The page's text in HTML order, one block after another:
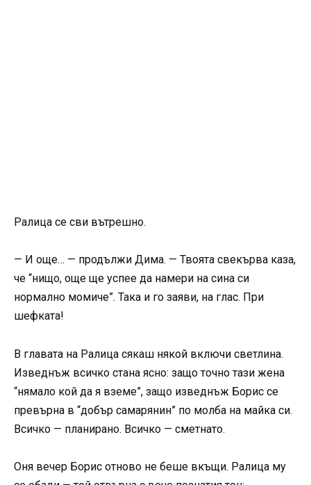
Ралица се сви вътрешно.
— И още… — продължи Дима. — Твоята свекърва каза,
че “нищо, още ще успее да намери на сина си
нормално момиче”. Така и го заяви, на глас. При
шефката!
В главата на Ралица сякаш някой включи светлина.
Изведнъж всичко стана ясно: защо точно тази жена
“нямало кой да я вземе”, защо изведнъж Борис се
превърна в “добър самарянин” по молба на майка си.
Всичко — планирано. Всичко — сметнато.
Оня вечер Борис отново не беше вкъщи. Ралица му